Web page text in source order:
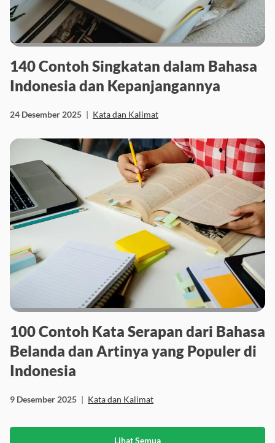
140 Contoh Singkatan dalam Bahasa
Indonesia dan Kepanjangannya
24 Desember 2025 | Kata dan Kalimat
100 Contoh Kata Serapan dari Bahasa
Belanda dan Artinya yang Populer di
Indonesia
9 Desember 2025 Kata dan Kalimat
Lihat Semua